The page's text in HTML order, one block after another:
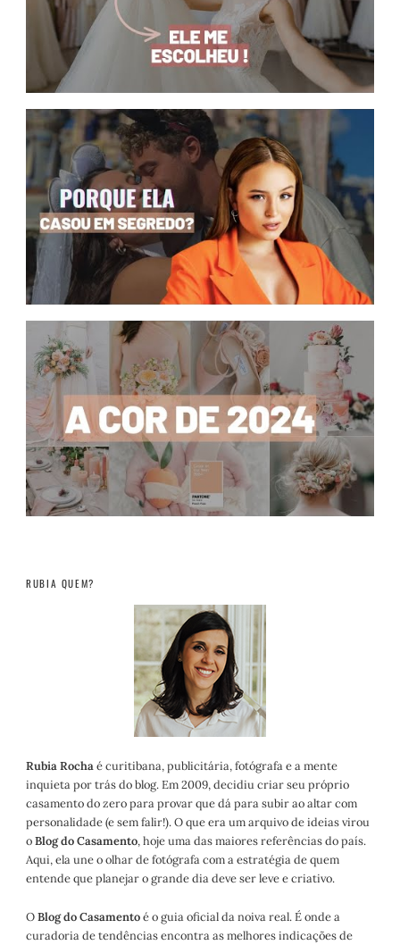
RUBIA QUEM?
Rubia Rochaé curitibana, publicitária, fotógrafa e a mente
inquieta por trás do blog. Em 2009, decidiu criar seu próprio
casamento do zero para provar que dá para subir ao altar com
personalidade (e sem falir!). O que era um arquivo de ideias virou
oBlog do Casamento, hoje uma das maiores referências do país.
Aqui, ela une o olhar de fotógrafa com a estratégia de quem
entende que planejar o grande dia deve ser leve e criativo.
OBlog do Casamentoé o guia oficial da noiva real. É onde a
curadoria de tendências encontra as melhores indicações de